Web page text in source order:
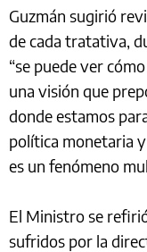
Guzmán sugirió
de cada tratativa,
“se puede ver
una visión que
donde estamos
política monetaria
es un fenómeno
El Ministro se
sufridos por la